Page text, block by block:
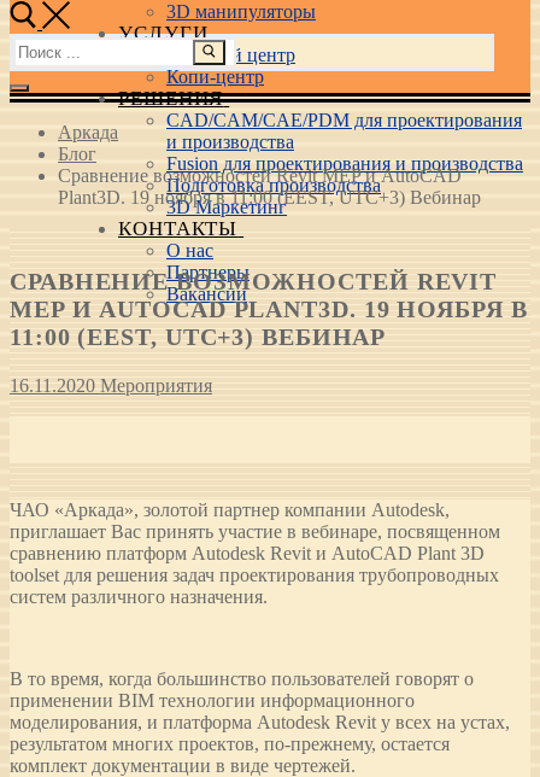
3D манипуляторы
УСЛУГИ
Учебный центр
Копи-центр
РЕШЕНИЯ
CAD/CAM/CAE/PDM для проектирования
и производства
Fusion для проектирования и производства
Подготовка производства
3D Маркетинг
КОНТАКТЫ
О нас
Партнеры
Вакансии
Найти:
Аркада
Блог
Сравнение возможностей Revit MEP и AutoCAD
Plant3D. 19 ноября в 11:00 (EEST, UTC+3) Вебинар
СРАВНЕНИЕ ВОЗМОЖНОСТЕЙ REVIT
MEP И AUTOCAD PLANT3D. 19 НОЯБРЯ В
11:00 (EEST, UTC+3) ВЕБИНАР
16.11.2020 Мероприятия
ЧАО «Аркада», золотой партнер компании Autodesk,
приглашает Вас принять участие в вебинаре, посвященном
сравнению платформ Autodesk Revit и AutoCAD Plant 3D
toolset для решения задач проектирования трубопроводных
систем различного назначения.
В то время, когда большинство пользователей говорят о
применении BIM технологии информационного
моделирования, и платформа Autodesk Revit у всех на устах,
результатом многих проектов, по-прежнему, остается
комплект документации в виде чертежей.